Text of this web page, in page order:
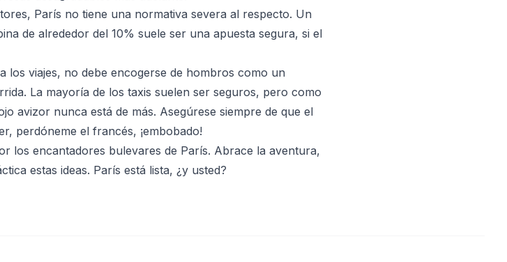
París no tiene una normativa severa al respecto. Un
de alrededor del 10% suele ser una apuesta segura, si el
los viajes, no debe encogerse de hombros como un
La mayoría de los taxis suelen ser seguros, pero como
avizor nunca está de más. Asegúrese siempre de que el
perdóneme el francés, ¡embobado!
los encantadores bulevares de París. Abrace la aventura,
estas ideas. París está lista, ¿y usted?